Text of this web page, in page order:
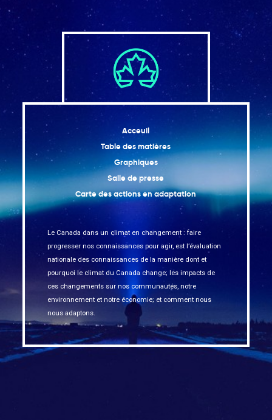
Acceuil
Table des matières
Graphiques
Salle de presse
Carte des actions en adaptation
Le Canada dans un climat en changement : faire
progresser nos connaissances pour agir, est l’évaluation
nationale des connaissances de la manière dont et
pourquoi le climat du Canada change; les impacts de
ces changements sur nos communautés, notre
environnement et notre économie; et comment nous
nous adaptons.